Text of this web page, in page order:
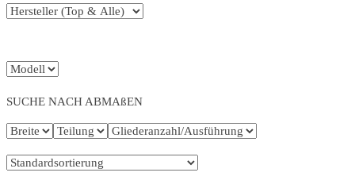
SUCHE NACH ABMAßEN